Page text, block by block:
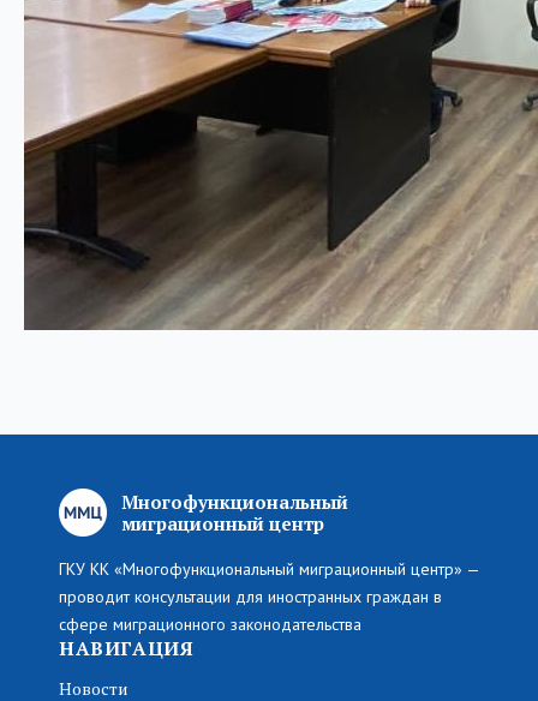
Многофункциональный
миграционный центр
ГКУ КК «Многофункциональный миграционный центр» —
проводит консультации для иностранных граждан в
сфере миграционного законодательства
НАВИГАЦИЯ
Новости